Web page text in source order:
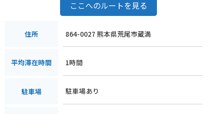
ここへのルートを見る
住所 864-0027 熊本県荒尾市蔵満
平均滞在時間 1時間
駐車場 駐車場あり